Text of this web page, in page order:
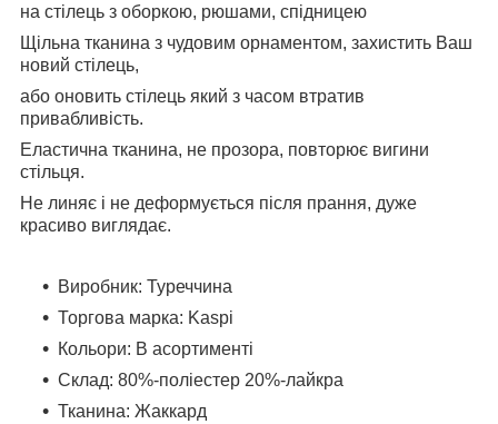
на стілець з оборкою, рюшами, спідницею
Щільна тканина з чудовим орнаментом, захистить Ваш
новий стілець,
або оновить стілець який з часом втратив
привабливість.
Еластична тканина, не прозора, повторює вигини
стільця.
Не линяє і не деформується після прання, дуже
красиво виглядає.
Виробник: Туреччина
Торгова марка: Kaspi
Кольори: В асортименті
Склад: 80%-поліестер 20%-лайкра
Тканина: Жаккард